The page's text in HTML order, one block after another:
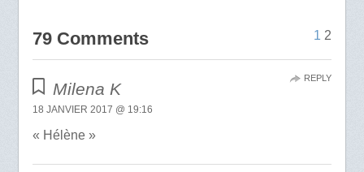
79 Comments 1 2
Milena K
18 JANVIER 2017 @ 19:16
« Hélène »
REPLY